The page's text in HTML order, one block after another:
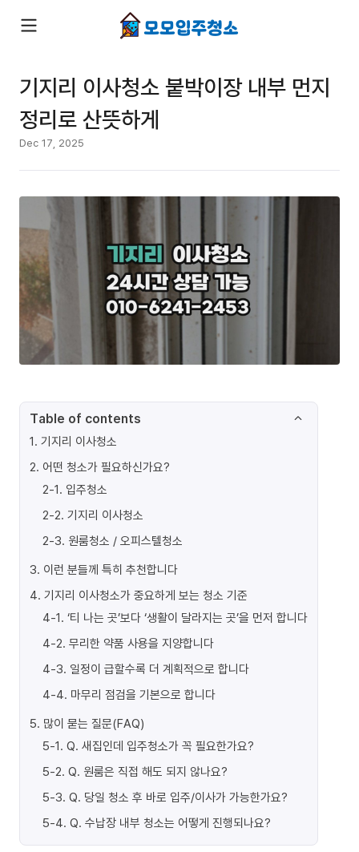
기지리 이사청소 붙박이장 내부 먼지
정리로 산뜻하게
Dec 17, 2025
Table of contents
1. 기지리 이사청소
2. 어떤 청소가 필요하신가요?
2-1. 입주청소
2-2. 기지리 이사청소
2-3. 원룸청소 / 오피스텔청소
3. 이런 분들께 특히 추천합니다
4. 기지리 이사청소가 중요하게 보는 청소 기준
4-1. ‘티 나는 곳’보다 ‘생활이 달라지는 곳’을 먼저 합니다
4-2. 무리한 약품 사용을 지양합니다
4-3. 일정이 급할수록 더 계획적으로 합니다
4-4. 마무리 점검을 기본으로 합니다
5. 많이 묻는 질문(FAQ)
5-1. Q. 새집인데 입주청소가 꼭 필요한가요?
5-2. Q. 원룸은 직접 해도 되지 않나요?
5-3. Q. 당일 청소 후 바로 입주/이사가 가능한가요?
5-4. Q. 수납장 내부 청소는 어떻게 진행되나요?